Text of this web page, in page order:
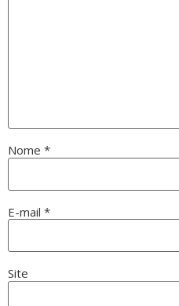
Nome *
E-mail *
Site